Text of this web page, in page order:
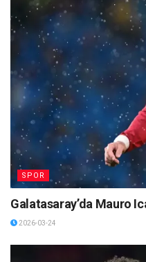
SPOR
Galatasaray’da Mauro
2026-03-24